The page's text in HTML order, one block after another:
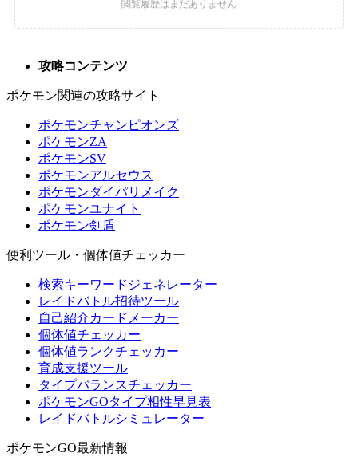
攻略コンテンツ
ポケモン関連の攻略サイト
ポケモンチャンピオンズ
ポケモンZA
ポケモンSV
ポケモンアルセウス
ポケモンダイパリメイク
ポケモンユナイト
ポケモン剣盾
便利ツール・個体値チェッカー
検索キーワードジェネレーター
レイドバトル招待ツール
自己紹介カードメーカー
個体値チェッカー
個体値ランクチェッカー
育成支援ツール
タイプバランスチェッカー
ポケモンGOタイプ相性早見表
レイドバトルシミュレーター
ポケモンGO最新情報